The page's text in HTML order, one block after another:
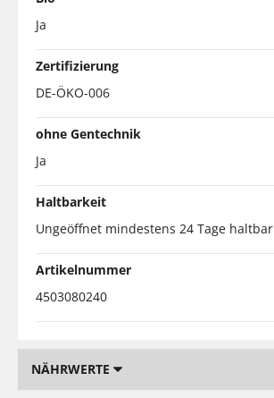
Ja
Zertifizierung
DE-ÖKO-006
ohne Gentechnik
Ja
Haltbarkeit
Ungeöffnet mindestens 24 Tage haltbar
Artikelnummer
4503080240
NÄHRWERTE